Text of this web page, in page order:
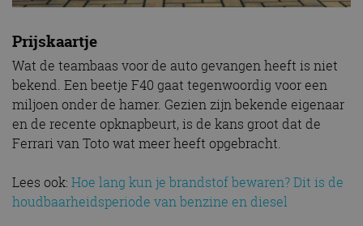
Prijskaartje
Wat de teambaas voor de auto gevangen heeft is niet
bekend. Een beetje F40 gaat tegenwoordig voor een
miljoen onder de hamer. Gezien zijn bekende eigenaar
en de recente opknapbeurt, is de kans groot dat de
Ferrari van Toto wat meer heeft opgebracht.
Lees ook: Hoe lang kun je brandstof bewaren? Dit is de
houdbaarheidsperiode van benzine en diesel